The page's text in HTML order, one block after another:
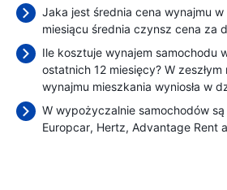
Jaka jest średnia cena wynajmu w
miesiącu średnia czynsz cena za
Ile kosztuje wynajem samochodu
ostatnich 12 miesięcy? W
wynajmu mieszkania wyniosła w
W wypożyczalnie samochodów
Europcar Hertz Advantage Rent